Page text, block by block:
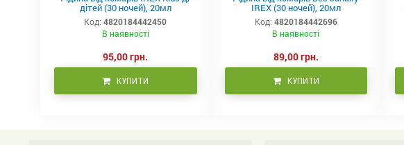
дітей (30 ночей), 20мл
Код: 4820184442450
В наявності
95,00 грн.
КУПИТИ
IREX (30 ночей), 20мл
Код: 4820184442696
В наявності
89,00 грн.
КУПИТИ